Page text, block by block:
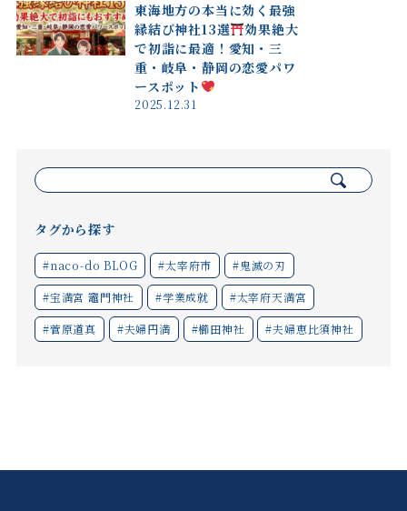
東海地方の本当に効く最強
縁結び神社13選
効果絶大
で初詣に最適！愛知・三
重・岐阜・静岡の恋愛パワ
ースポット
2025.12.31
索:
タグから探す
#naco-do BLOG #太宰府市 #鬼滅の刃
#宝満宮 竈門神社 #学業成就 #太宰府天満宮
#菅原道真 #夫婦円満 #櫛田神社 #夫婦恵比須神社